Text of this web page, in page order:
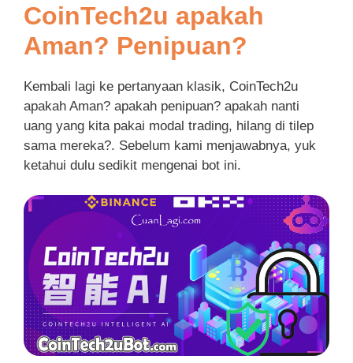
CoinTech2u apakah
Aman? Penipuan?
Kembali lagi ke pertanyaan klasik, CoinTech2u
apakah Aman? apakah penipuan? apakah nanti
uang yang kita pakai modal trading, hilang di tilep
sama mereka?. Sebelum kami menjawabnya, yuk
ketahui dulu sedikit mengenai bot ini.